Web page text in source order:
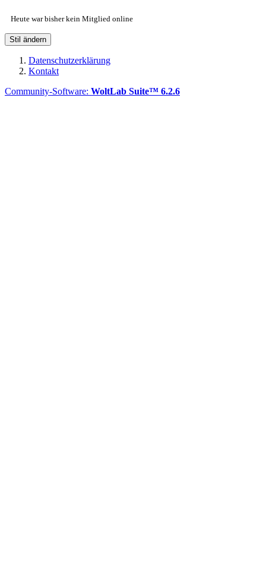
Heute war bisher kein Mitglied online
Stil ändern
Datenschutzerklärung
Kontakt
Community-Software: WoltLab Suite™ 6.2.6